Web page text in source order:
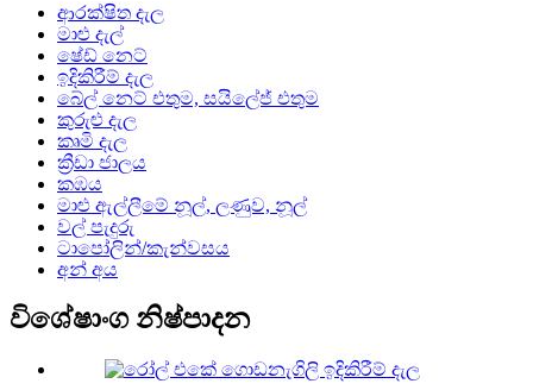
ආරක්ෂිත දැල
මාළු දැල්
ෂේඩ් නෙට්
ඉදිකිරීම් දැල
බේල් නෙට් එතුම, සයිලේජ් එතුම
කුරුළු දැල
කෘමි දැල
ක්‍රීඩා ජාලය
කඹය
මාළු ඇල්ලීමේ නූල්, ලණුව, නූල්
වල් පැදුරු
ටාපෝලින්/කැන්වසය
අන් අය
විශේෂාංග නිෂ්පාදන